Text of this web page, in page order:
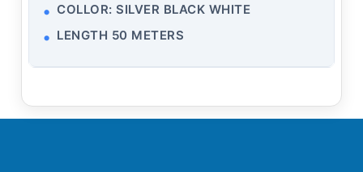
COLLOR: SILVER BLACK WHITE
LENGTH 50 METERS